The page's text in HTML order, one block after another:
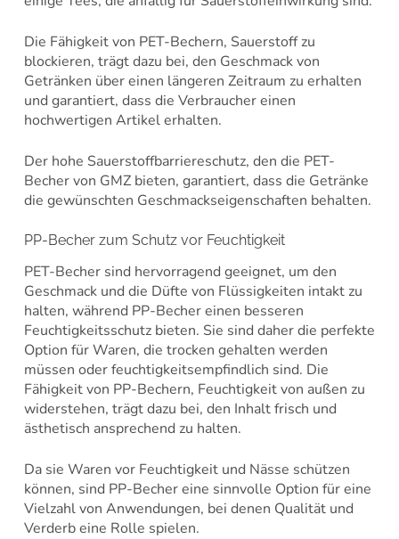
Die Fähigkeit von PET-Bechern, Sauerstoff zu
blockieren, trägt dazu bei, den Geschmack von
Getränken über einen längeren Zeitraum zu erhalten
und garantiert, dass die Verbraucher einen
hochwertigen Artikel erhalten.
Der hohe Sauerstoffbarriereschutz, den die PET-
Becher von GMZ bieten, garantiert, dass die Getränke
die gewünschten Geschmackseigenschaften behalten.
PP-Becher zum Schutz vor Feuchtigkeit
PET-Becher sind hervorragend geeignet, um den
Geschmack und die Düfte von Flüssigkeiten intakt zu
halten, während PP-Becher einen besseren
Feuchtigkeitsschutz bieten. Sie sind daher die perfekte
Option für Waren, die trocken gehalten werden
müssen oder feuchtigkeitsempfindlich sind. Die
Fähigkeit von PP-Bechern, Feuchtigkeit von außen zu
widerstehen, trägt dazu bei, den Inhalt frisch und
ästhetisch ansprechend zu halten.
Da sie Waren vor Feuchtigkeit und Nässe schützen
können, sind PP-Becher eine sinnvolle Option für eine
Vielzahl von Anwendungen, bei denen Qualität und
Verderb eine Rolle spielen.